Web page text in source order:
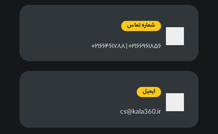
شماره تماس
۰۲۱۶۶۹۶۱۸۵۶ | ۰۲۱۶۶۴۶۱۷۸۸
ایمیل
cs@kala360.ir